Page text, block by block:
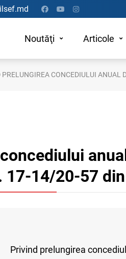
Noutăţi Articole
CONCEDIULUI ANUAL DE
17-14/20-57
Privind prelungirea